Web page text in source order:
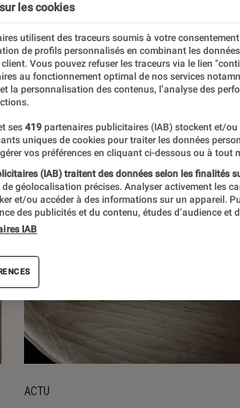
Tests
ACTU
les cookies
utilisent des traceurs soumis à votre
de profils personnalisés en combinant les
client. Vous pouvez refuser les traceurs via le lien
au fonctionnement optimal de nos services
la personnalisation des contenus, l’analyse des
ses 419 partenaires publicitaires (IAB) stockent et/
uniques de cookies pour traiter les données
vos préférences en cliquant ci-dessous ou à tout
(IAB) traitent des données selon les finalités
géolocalisation précises. Analyser activement les
et/ou accéder à des informations sur un appareil.
des publicités et du contenu, études d’audience et
IAB